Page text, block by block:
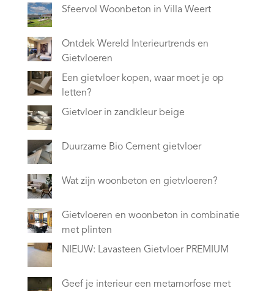
Sfeervol Woonbeton in Villa Weert
Ontdek Wereld Interieurtrends en
Gietvloeren
Een gietvloer kopen, waar moet je op
letten?
Gietvloer in zandkleur beige
Duurzame Bio Cement gietvloer
Wat zijn woonbeton en gietvloeren?
Gietvloeren en woonbeton in combinatie
met plinten
NIEUW: Lavasteen Gietvloer PREMIUM
Geef je interieur een metamorfose met